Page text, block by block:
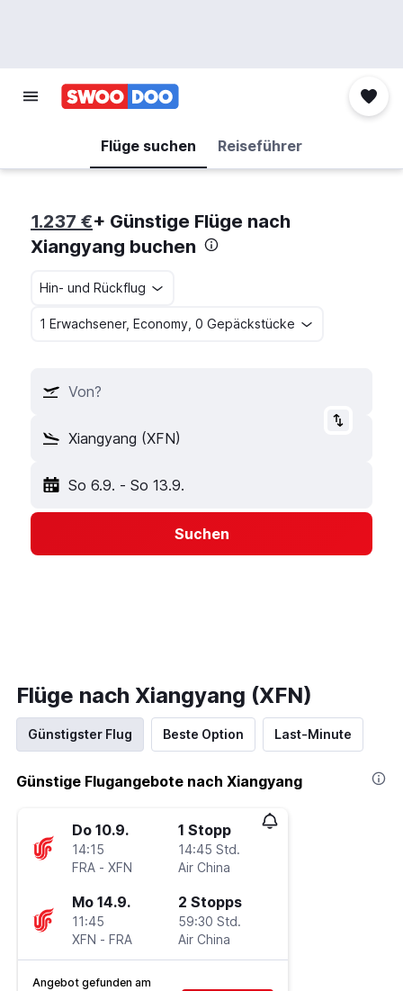
Flüge suchen Reiseführer
1.237 €+ Günstige Flüge nach
Xiangyang buchen
Hin- und Rückflug
1 Erwachsener, Economy, 0 Gepäckstücke
Von?
Xiangyang (XFN)
So 6.9. - So 13.9.
Suchen
Flüge nach Xiangyang (XFN)
Günstigster Flug Beste Option Last-Minute
Günstige Flugangebote nach Xiangyang
Do 10.9.
14:15
FRA - XFN
1 Stopp
14:45 Std.
Air China
Mo 14.9.
11:45
XFN - FRA
2 Stopps
59:30 Std.
Air China
Angebot gefunden am